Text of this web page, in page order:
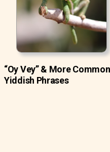
“Oy Vey” & More Common
Yiddish Phrases